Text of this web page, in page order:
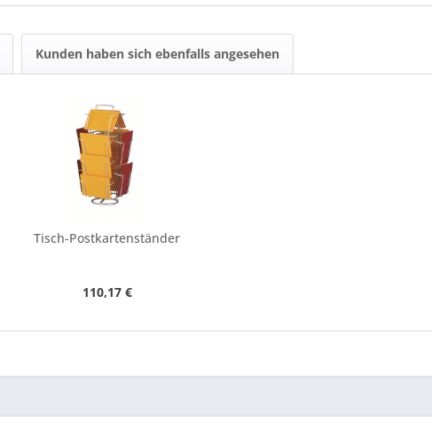
Kunden haben sich ebenfalls angesehen
Tisch-Postkartenständer
110,17 €